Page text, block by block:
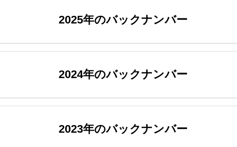
2025年のバックナンバー
2024年のバックナンバー
2023年のバックナンバー